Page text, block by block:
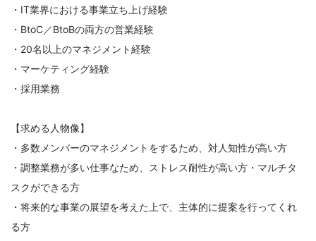
・IT業界における事業立ち上げ経験
・BtoC／BtoBの両方の営業経験
・20名以上のマネジメント経験
・マーケティング経験
・採用業務
【求める人物像】
・多数メンバーのマネジメントをするため、対人知性が高い方
・調整業務が多い仕事なため、ストレス耐性が高い方・マルチタ
スクができる方
・将来的な事業の展望を考えた上で、主体的に提案を行ってくれ
る方